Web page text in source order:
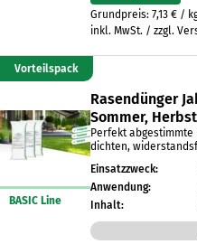
Grundpreis: 7,13 € /
inkl. MwSt. / zzgl.
Vorteilspack
BASIC Line
Rasendünger
Sommer, Herbst
Perfekt
dichten,
Einsatzzweck:
Anwendung:
Inhalt: